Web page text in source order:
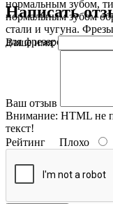
нормальным зубом,
нормальным зубом
стали и чугуна.
для фрезерования
Написать
Ваше имя:
Ваш отзыв
Внимание: HTML не
текст!
Рейтинг Плохо